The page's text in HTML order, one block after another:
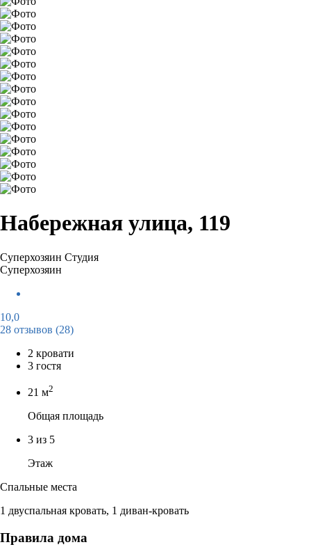
Набережная улица, 119
Суперхозяин Студия
Суперхозяин
10,0
28 отзывов (28)
2 кровати
3 гостя
21 м2
Общая площадь
3 из 5
Этаж
Спальные места
1 двуспальная кровать, 1 диван-кровать
Правила дома